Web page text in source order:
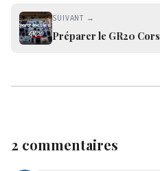
SUIVANT →
Préparer le GR20
2 commentaires